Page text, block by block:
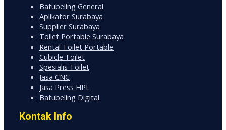
Batubeling General
Aplikator Surabaya
Supplier Surabaya
Toilet Portable Surabaya
Rental Toilet Portable
Cubicle Toilet
Spesialis Toilet
Jasa CNC
Jasa Press HPL
Batubeling Digital
Kontak Info